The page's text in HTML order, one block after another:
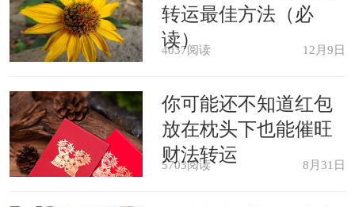
在某方面的机能负担过重。
脑和思维方式。一台跨越时空的机器在
梦中表示你没有把自己的才智用在正途
上。
转运最佳方法（必
读）
4037阅读 12月9日
你可能还不知道红包
放在枕头下也能催旺
财法转运
5703阅读 8月31日